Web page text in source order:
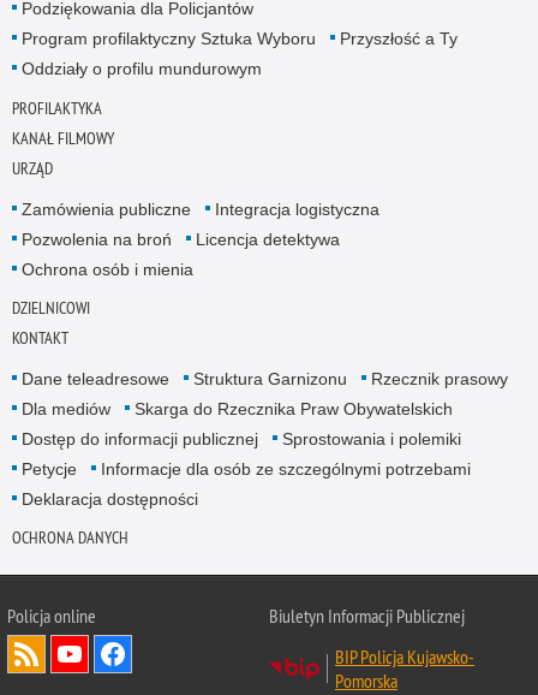
Podziękowania dla Policjantów
Program profilaktyczny Sztuka Wyboru
Przyszłość a Ty
Oddziały o profilu mundurowym
PROFILAKTYKA
KANAŁ FILMOWY
URZĄD
Zamówienia publiczne
Integracja logistyczna
Pozwolenia na broń
Licencja detektywa
Ochrona osób i mienia
DZIELNICOWI
KONTAKT
Dane teleadresowe Struktura Garnizonu
Rzecznik prasowy
Dla mediów
Skarga do Rzecznika Praw Obywatelskich
Dostęp do informacji publicznej
Sprostowania i polemiki
Petycje
Informacje dla osób ze szczególnymi potrzebami
Deklaracja dostępności
OCHRONA DANYCH
Policja online
Biuletyn Informacji Publicznej
BIP Policja Kujawsko-
Pomorska